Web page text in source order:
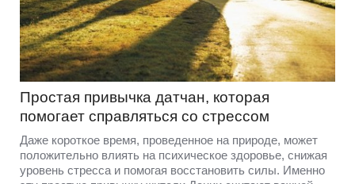
Простая привычка датчан, которая
помогает справляться со стрессом
Даже короткое время, проведенное на природе, может
положительно влиять на психическое здоровье, снижая
уровень стресса и помогая восстановить силы. Именно